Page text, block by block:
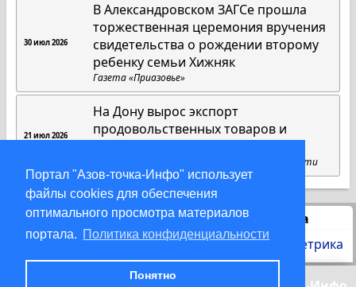
Портал "Азов-точка-Инфо" использует
файлы cookies для обеспечения
оптимального просмотра материалов
портала. Политика конфиденциальности
Понятно
30 июл 2026
В Александровском ЗАГСе прошла
торжественная церемония вручения
свидетельства о рождении второму
ребенку семьи Хижняк
Газета «Приазовье»
21 июл 2026
На Дону вырос экспорт
продовольственных товаров и
Пресс-служба губернатора Ростовской области
Статистика